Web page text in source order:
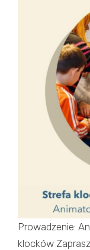
Prowadzenie:
klocków